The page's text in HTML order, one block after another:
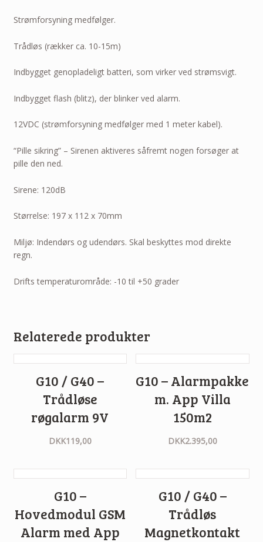
Strømforsyning medfølger.
Trådløs (rækker ca. 10-15m)
Indbygget genopladeligt batteri, som virker ved strømsvigt.
Indbygget flash (blitz), der blinker ved alarm.
12VDC (strømforsyning medfølger med 1 meter kabel).
“Pille sikring” – Sirenen aktiveres såfremt nogen forsøger at
pille den ned.
Sirene: 120dB
Størrelse: 197 x 112 x 70mm
Miljø: Indendørs og udendørs. Skal beskyttes mod direkte
regn.
Drifts temperaturområde: -10 til +50 grader
Relaterede produkter
G10 / G40 –
Trådløse
røgalarm 9V
DKK119,00
G10 – Alarmpakke
m. App Villa
150m2
DKK2.395,00
G10 –
Hovedmodul GSM
Alarm med App
G10 / G40 –
Trådløs
Magnetkontakt